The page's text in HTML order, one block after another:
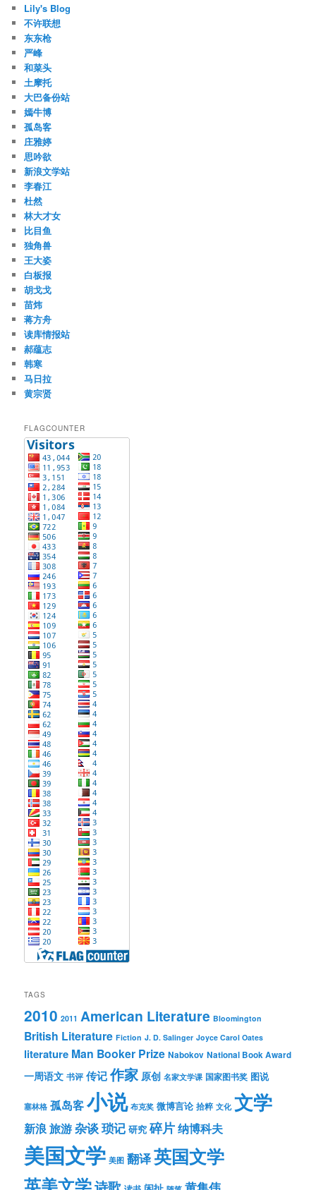
Lily's Blog
不许联想
东东枪
严峰
和菜头
土摩托
大巴备份站
嫣牛博
孤岛客
庄雅婷
思吟欲
新浪文学站
李春江
杜然
林大才女
比目鱼
独角兽
王大姿
白板报
胡戈戈
苗炜
蒋方舟
读库情报站
郝蕴志
韩寒
马日拉
黄宗贤
FLAGCOUNTER
TAGS
2010 2011 American Literature Bloomington
British Literature Fiction J. D. Salinger Joyce Carol Oates
literature Man Booker Prize Nabokov National Book Award
一周语文 书评 传记作家 原创 名家文学课 国家图书奖 图说
塞林格 孤岛客小说 布克奖 微博言论 拾粹 文化 文学
新浪旅游杂谈琐记 研究 碎片纳博科夫
美国文学 美图 翻译英国文学
英美文学